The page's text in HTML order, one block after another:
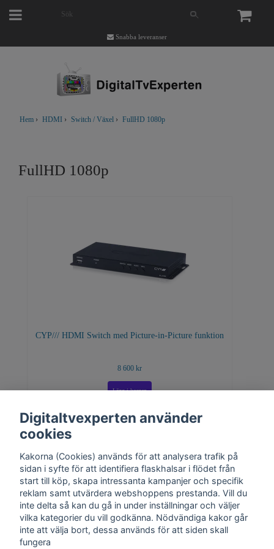
Snabba leveranser
Hem › HDMI › Switch / Växel › FullHD 1080p
FullHD 1080p
CYP/// HDMI Switch med Picture-in-Picture funktion
8 600 kr
Digitaltvexperten använder
cookies
Kakorna (Cookies) används för att analysera trafik på
sidan i syfte för att identifiera flaskhalsar i flödet från
start till köp, skapa intressanta kampanjer och specifik
reklam samt utvärdera webshoppens prestanda. Vill du
inte delta så kan du gå in under inställningar och väljer
vilka kategorier du vill godkänna. Nödvändiga kakor går
inte att välja bort, dessa används för att siden skall
fungera